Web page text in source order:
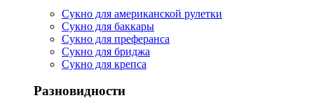
Сукно для американской рулетки
Сукно для баккары
Сукно для преферанса
Сукно для бриджа
Сукно для крепса
Разновидности